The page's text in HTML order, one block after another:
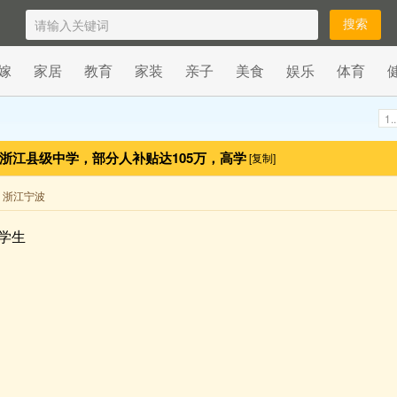
家居 教育 家装 亲子 美食 娱乐 体育
1...
江县级中学，部分人补贴达105万，高学[复制]
江宁波
生